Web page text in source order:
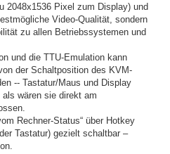
2048x1536 Pixel zum Display) und
Video-Qualität, sondern
zu allen Betriebssystemen und
und die TTU-Emulation kann
der Schaltposition des KVM-
-- Tastatur/Maus und Display
wären sie direkt am
Rechner-Status“ über Hotkey
Tastatur) gezielt schaltbar –